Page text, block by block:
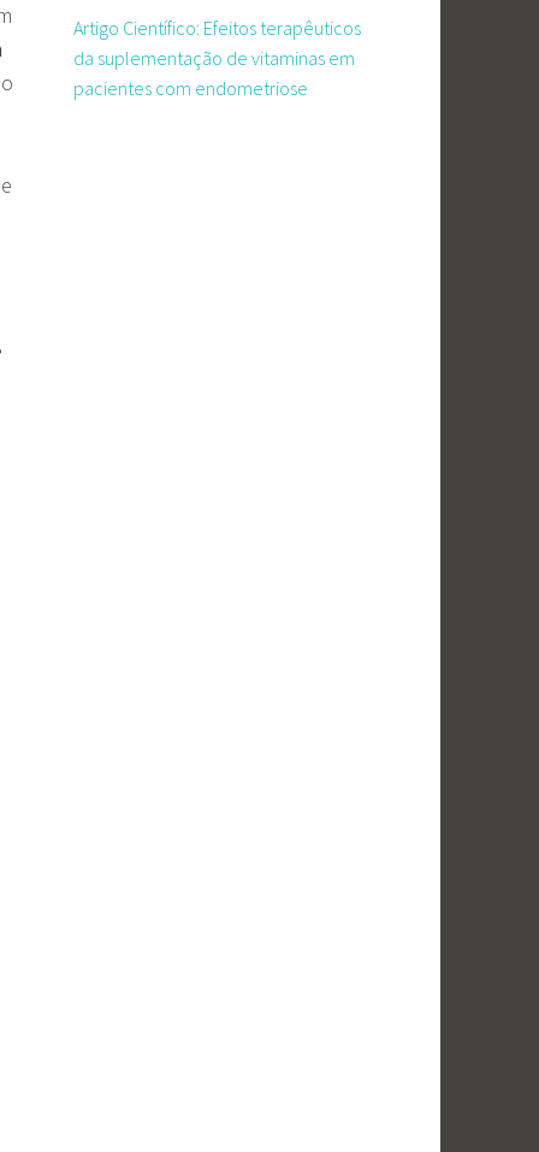
Artigo Científico: Efeitos terapêuticos
da suplementação de vitaminas em
pacientes com endometriose